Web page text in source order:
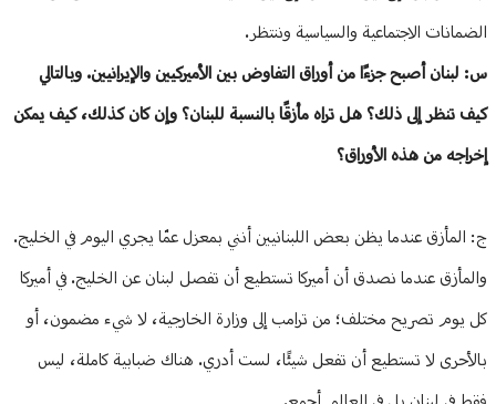
الضمانات الاجتماعية والسياسية وننتظر.
س: لبنان أصبح جزءًا من أوراق التفاوض بين الأميركيين والإيرانيين. وبالتالي
كيف تنظر إلى ذلك؟ هل تراه مأزقًا بالنسبة للبنان؟ وإن كان كذلك، كيف يمكن
إخراجه من هذه الأوراق؟
ج: المأزق عندما يظن بعض اللبنانيين أنني بمعزل عمّا يجري اليوم في الخليج.
والمأزق عندما نصدق أن أميركا تستطيع أن تفصل لبنان عن الخليج. في أميركا
كل يوم تصريح مختلف؛ من ترامب إلى وزارة الخارجية، لا شيء مضمون، أو
بالأحرى لا تستطيع أن تفعل شيئًا، لست أدري. هناك ضبابية كاملة، ليس